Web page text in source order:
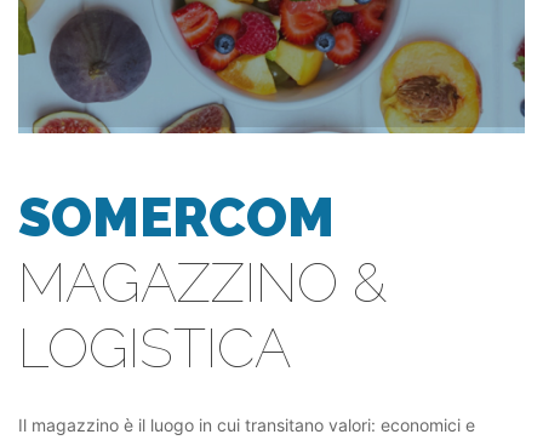
SOMERCOM
MAGAZZINO &
LOGISTICA
Il magazzino è il luogo in cui transitano valori: economici e